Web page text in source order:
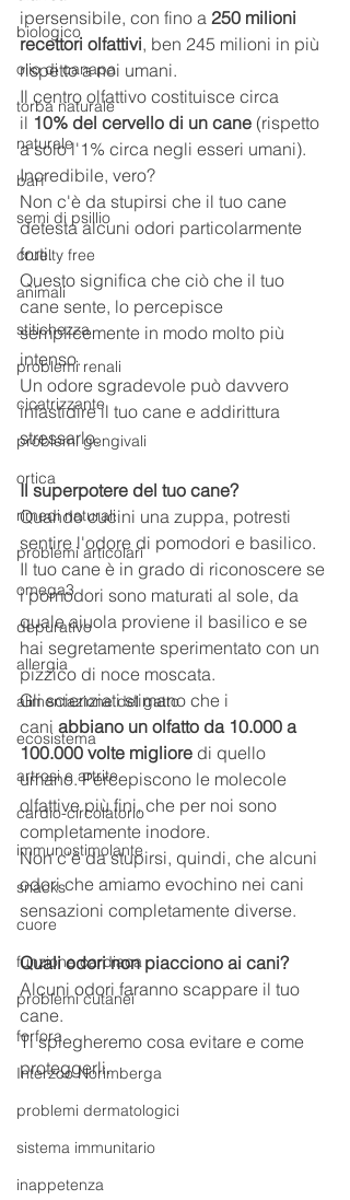
biologico
olio di canapa
torba naturale
naturale
barf
semi di psillio
cruelty free
animali
stitichezza
problemi renali
cicatrizzante
problemi gengivali
ortica
rimedi naturali
problemi articolari
omega3
depurativo
allergia
alimentazione del gatto
ecosistema
artrosi e artrite
cardio-circolatorio
immunostimolante
snacks
cuore
funzione cardiaca
problemi cutanei
forfora
Interzoo Norimberga
problemi dermatologici
sistema immunitario
inappetenza
ipersensibile, con fino a 250 milioni
recettori olfattivi, ben 245 milioni in più
rispetto a noi umani.
Il centro olfattivo costituisce circa
il 10% del cervello di un cane (rispetto
a solo l'1% circa negli esseri umani).
Incredibile, vero?
Non c'è da stupirsi che il tuo cane
detesta alcuni odori particolarmente
forti.
Questo significa che ciò che il tuo
cane sente, lo percepisce
semplicemente in modo molto più
intenso.
Un odore sgradevole può davvero
infastidire il tuo cane e addirittura
stressarlo.
Il superpotere del tuo cane?
Quando cucini una zuppa, potresti
sentire l'odore di pomodori e basilico.
Il tuo cane è in grado di riconoscere se
i pomodori sono maturati al sole, da
quale aiuola proviene il basilico e se
hai segretamente sperimentato con un
pizzico di noce moscata.
Gli scienziati stimano che i
cani abbiano un olfatto da 10.000 a
100.000 volte migliore di quello
umano. Percepiscono le molecole
olfattive più fini, che per noi sono
completamente inodore.
Non c'è da stupirsi, quindi, che alcuni
odori che amiamo evochino nei cani
sensazioni completamente diverse.
Quali odori non piacciono ai cani?
Alcuni odori faranno scappare il tuo
cane.
Ti spiegheremo cosa evitare e come
proteggerli.